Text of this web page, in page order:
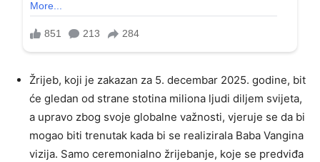
Žrijeb, koji je zakazan za 5. decembar 2025. godine, bit
će gledan od strane stotina miliona ljudi diljem svijeta,
a upravo zbog svoje globalne važnosti, vjeruje se da bi
mogao biti trenutak kada bi se realizirala Baba Vangina
vizija. Samo ceremonialno žrijebanje, koje se predviđa